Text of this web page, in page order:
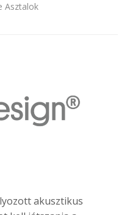
Asztalok
akusztikus